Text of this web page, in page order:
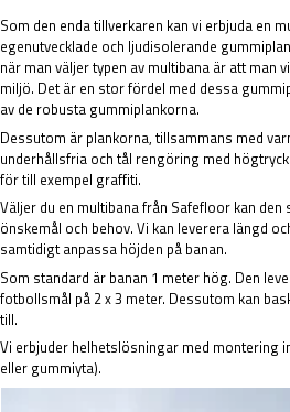
Som den enda tillverkaren kan vi erbjuda en
egenutvecklade och ljudisolerande
när man väljer typen av multibana är att man
miljö. Det är en stor fördel med dessa
av de robusta gummiplankorna.
Dessutom är plankorna, tillsammans med
underhållsfria och tål rengöring med
för till exempel graffiti.
Väljer du en multibana från Safefloor kan
önskemål och behov. Vi kan leverera längd
samtidigt anpassa höjden på banan.
Som standard är banan 1 meter hög. Den
fotbollsmål på 2 x 3 meter. Dessutom kan
till.
Vi erbjuder helhetslösningar med montering
eller gummiyta).